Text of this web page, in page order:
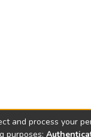
and process your
purposes: